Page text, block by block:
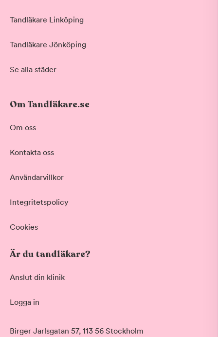
Behandling
Akut tandvård
Grundlig kontroll av tänder och tandkött
Professionell rengöring och puts
Skonsam blekning för vitare tänder
Datum
Tid på dagen
Morgon
Tandläkare Linköping
Tandläkare Jönköping
Se alla städer
Om Tandläkare.se
Om oss
Kontakta oss
Användarvillkor
Integritetspolicy
Cookies
Är du tandläkare?
Anslut din klinik
Logga in
Birger Jarlsgatan 57, 113 56 Stockholm